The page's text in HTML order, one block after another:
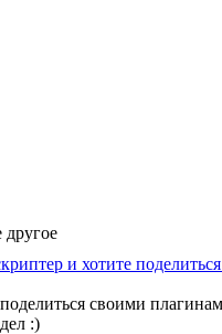
другое
и хотите
своими
:)